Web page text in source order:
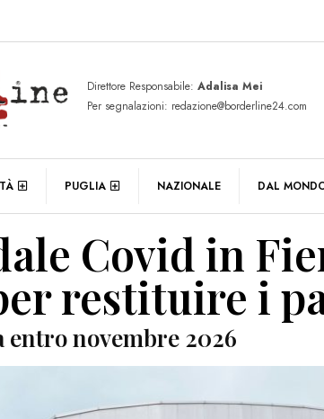
Direttore Responsabile: Adalisa Mei
Per segnalazioni: redazione@borderline24.com
PUGLIA NAZIONALE DAL
Covid in
restituire i
entro novembre 2026